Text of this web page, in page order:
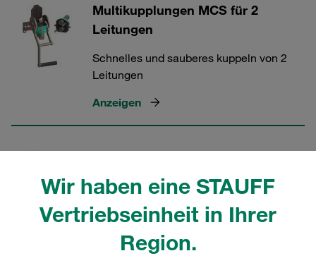
Wir haben eine STAUFF
Vertriebseinheit in Ihrer
Region.
Multikupplungen MCS für 2
Leitungen
Schnelles und sauberes kuppeln von 2
Leitungen
Anzeigen
Leitungen
Speziell für landwirtschaftliche
Anwendungen entwickelt
Anzeigen